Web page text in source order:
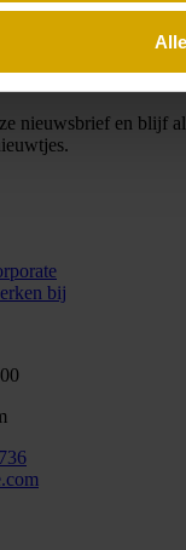
nieuwsbrief en blijf
bij